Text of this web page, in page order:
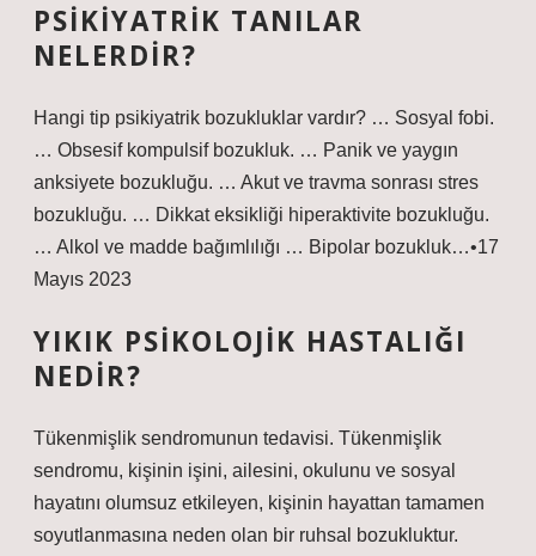
PSIKIYATRIK TANILAR
NELERDIR?
Hangi tip psikiyatrik bozukluklar vardır? … Sosyal fobi.
… Obsesif kompulsif bozukluk. … Panik ve yaygın
anksiyete bozukluğu. … Akut ve travma sonrası stres
bozukluğu. … Dikkat eksikliği hiperaktivite bozukluğu.
… Alkol ve madde bağımlılığı … Bipolar bozukluk…•17
Mayıs 2023
YIKIK PSIKOLOJIK HASTALIĞI
NEDIR?
Tükenmişlik sendromunun tedavisi. Tükenmişlik
sendromu, kişinin işini, ailesini, okulunu ve sosyal
hayatını olumsuz etkileyen, kişinin hayattan tamamen
soyutlanmasına neden olan bir ruhsal bozukluktur.